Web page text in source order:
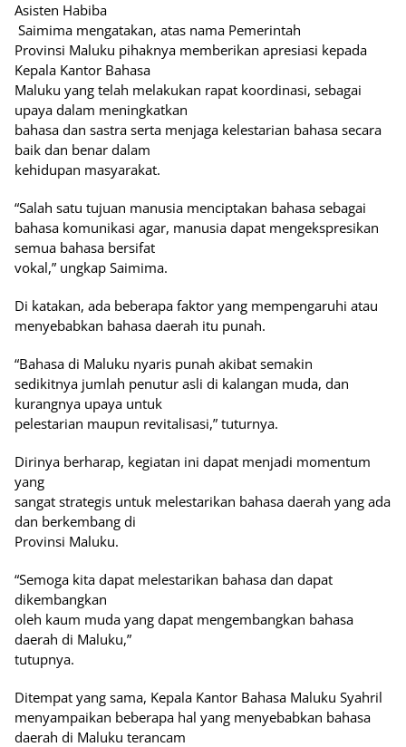
Asisten Habiba
Saimima mengatakan, atas nama Pemerintah
Provinsi Maluku pihaknya memberikan apresiasi kepada
Kepala Kantor Bahasa
Maluku yang telah melakukan rapat koordinasi, sebagai
upaya dalam meningkatkan
bahasa dan sastra serta menjaga kelestarian bahasa secara
baik dan benar dalam
kehidupan masyarakat.
“Salah satu tujuan manusia menciptakan bahasa sebagai
bahasa komunikasi agar, manusia dapat mengekspresikan
semua bahasa bersifat
vokal,” ungkap Saimima.
Di katakan, ada beberapa faktor yang mempengaruhi atau
menyebabkan bahasa daerah itu punah.
“Bahasa di Maluku nyaris punah akibat semakin
sedikitnya jumlah penutur asli di kalangan muda, dan
kurangnya upaya untuk
pelestarian maupun revitalisasi,” tuturnya.
Dirinya berharap, kegiatan ini dapat menjadi momentum
yang
sangat strategis untuk melestarikan bahasa daerah yang ada
dan berkembang di
Provinsi Maluku.
“Semoga kita dapat melestarikan bahasa dan dapat
dikembangkan
oleh kaum muda yang dapat mengembangkan bahasa
daerah di Maluku,”
tutupnya.
Ditempat yang sama, Kepala Kantor Bahasa Maluku Syahril
menyampaikan beberapa hal yang menyebabkan bahasa
daerah di Maluku terancam